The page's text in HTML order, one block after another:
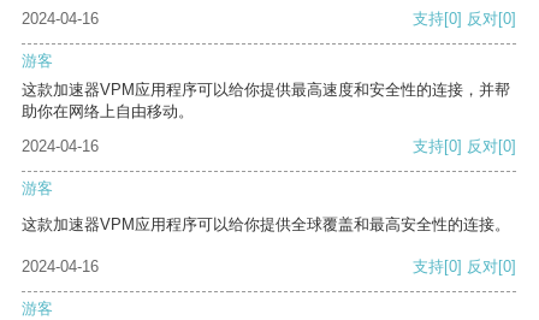
2024-04-16 支持[0] 反对[0]
游客
这款加速器VPM应用程序可以给你提供最高速度和安全性的连接，并帮
助你在网络上自由移动。
2024-04-16
支持[0] 反对[0]
游客
这款加速器VPM应用程序可以给你提供全球覆盖和最高安全性的连接。
2024-04-16 支持[0] 反对[0]
游客